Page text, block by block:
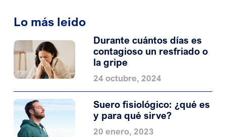
Lo más leido
Durante cuántos días es
contagioso un resfriado o
la gripe
24 octubre, 2024
Suero fisiológico: ¿qué es
y para qué sirve?
20 enero, 2023